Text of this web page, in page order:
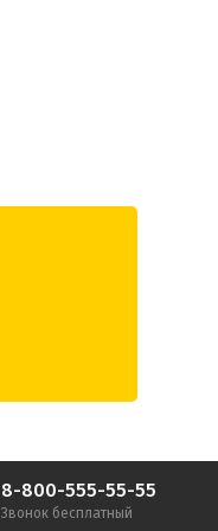
8-800-555-55-55
Звонок бесплатный